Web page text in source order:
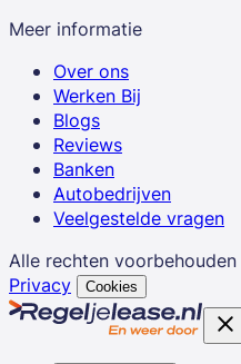
Meer informatie
Over ons
Werken Bij
Blogs
Reviews
Banken
Autobedrijven
Veelgestelde vragen
Alle rechten voorbehouden
Privacy
Cookies